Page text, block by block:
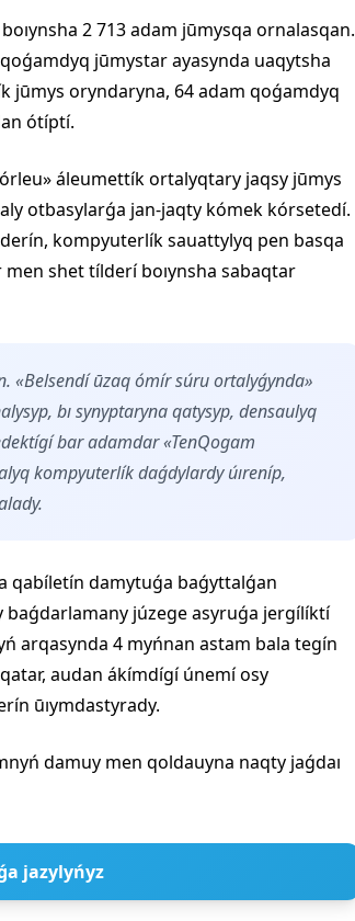
2 713 adam jūmysqa ornalasqan.
jūmystar ayasynda uaqytsha
jūmys oryndaryna, 64 adam qoǵamdyq
ótíptí.
áleumettík ortalyqtary jaqsy jūmys
otbasylarǵa jan-jaqty kómek kórsetedí.
kompyuterlík sauattylyq pen basqa
men shet tílderí boıynsha sabaqtar
«Belsendí ūzaq ómír súru ortalyǵynda»
bı synyptaryna qatysyp, densaulyq
bar adamdar «TenQogam
kompyuterlík daǵdylardy úıreníp,
qabíletín damytuǵa baǵyttalǵan
baǵdarlamany júzege asyruǵa jergílíktí
arqasynda 4 myńnan astam bala tegín
audan ákímdígí únemí osy
ūıymdastyrady.
damuy men qoldauyna naqty jaǵdaı
jazylyńyz